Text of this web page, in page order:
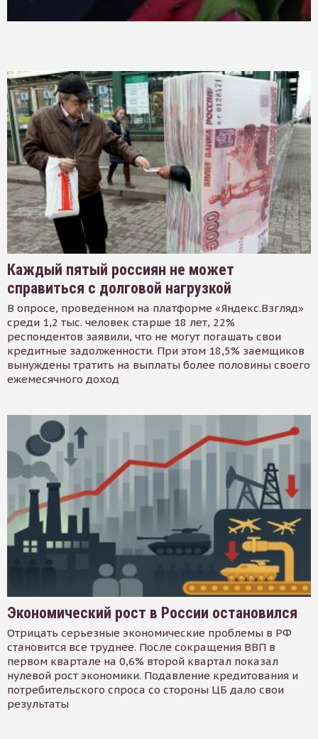
Каждый пятый россиян не может
справиться с долговой нагрузкой
В опросе, проведенном на платформе «Яндекс.Взгляд»
среди 1,2 тыс. человек старше 18 лет, 22%
респондентов заявили, что не могут погашать свои
кредитные задолженности. При этом 18,5% заемщиков
вынуждены тратить на выплаты более половины своего
ежемесячного доход
Экономический рост в России остановился
Отрицать серьезные экономические проблемы в РФ
становится все труднее. После сокращения ВВП в
первом квартале на 0,6% второй квартал показал
нулевой рост экономики. Подавление кредитования и
потребительского спроса со стороны ЦБ дало свои
результаты